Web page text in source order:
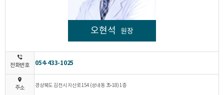
오현석 원장
전화번호 054-433-1025
주소 경상북도 김천시 자산로 154 (성내동 35-18) 1층